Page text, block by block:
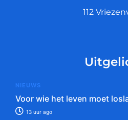
112
NIEUWS
Voor wie het leven moet
13 uur ago